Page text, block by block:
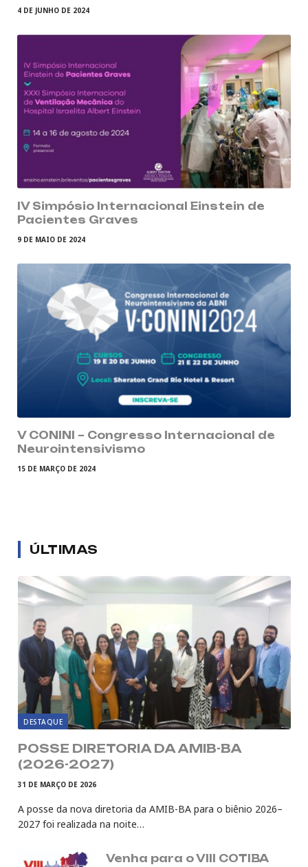
4 DE JUNHO DE 2024
IV Simpósio Internacional Einstein de
Pacientes Graves
9 DE MAIO DE 2024
V CONINI – Congresso Internacional de
Neurointensivismo
15 DE MARÇO DE 2024
ÚLTIMAS
DESTAQUE
POSSE DIRETORIA DA AMIB-BA
(2026-2027)
31 DE MARÇO DE 2026
A posse da nova diretoria da AMIB-BA para o biênio 2026–
2027 foi realizada na noite…
Venha para o VIII COTIBA